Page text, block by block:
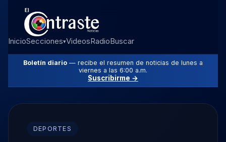
InicioSecciones▾VideosRadioBuscar
Boletín diario — recibe el resumen de noticias de lunes a
viernes a las 6:00 a.m.
Suscribirme →
DEPORTES